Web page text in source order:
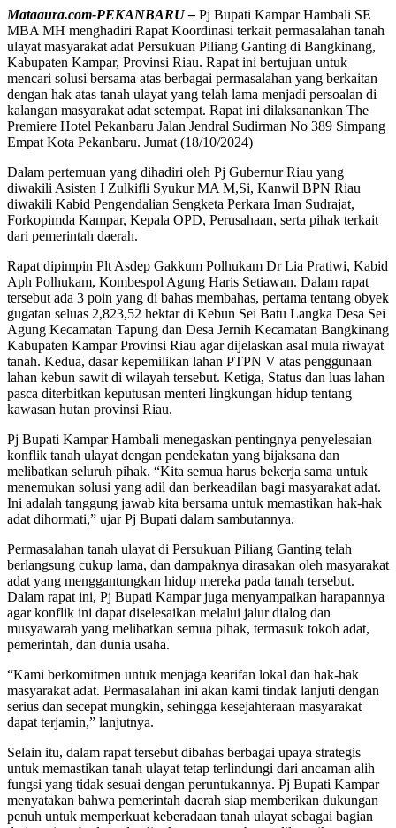
Mataaura.com-PEKANBARU – Pj Bupati Kampar Hambali SE
MBA MH menghadiri Rapat Koordinasi terkait permasalahan tanah
ulayat masyarakat adat Persukuan Piliang Ganting di Bangkinang,
Kabupaten Kampar, Provinsi Riau. Rapat ini bertujuan untuk
mencari solusi bersama atas berbagai permasalahan yang berkaitan
dengan hak atas tanah ulayat yang telah lama menjadi persoalan di
kalangan masyarakat adat setempat. Rapat ini dilaksanankan The
Premiere Hotel Pekanbaru Jalan Jendral Sudirman No 389 Simpang
Empat Kota Pekanbaru. Jumat (18/10/2024)
Dalam pertemuan yang dihadiri oleh Pj Gubernur Riau yang
diwakili Asisten I Zulkifli Syukur MA M,Si, Kanwil BPN Riau
diwakili Kabid Pengendalian Sengketa Perkara Iman Sudrajat,
Forkopimda Kampar, Kepala OPD, Perusahaan, serta pihak terkait
dari pemerintah daerah.
Rapat dipimpin Plt Asdep Gakkum Polhukam Dr Lia Pratiwi, Kabid
Aph Polhukam, Kombespol Agung Haris Setiawan. Dalam rapat
tersebut ada 3 poin yang di bahas membahas, pertama tentang obyek
gugatan seluas 2,823,52 hektar di Kebun Sei Batu Langka Desa Sei
Agung Kecamatan Tapung dan Desa Jernih Kecamatan Bangkinang
Kabupaten Kampar Provinsi Riau agar dijelaskan asal mula riwayat
tanah. Kedua, dasar kepemilikan lahan PTPN V atas penggunaan
lahan kebun sawit di wilayah tersebut. Ketiga, Status dan luas lahan
pasca diterbitkan keputusan menteri lingkungan hidup tentang
kawasan hutan provinsi Riau.
Pj Bupati Kampar Hambali menegaskan pentingnya penyelesaian
konflik tanah ulayat dengan pendekatan yang bijaksana dan
melibatkan seluruh pihak. “Kita semua harus bekerja sama untuk
menemukan solusi yang adil dan berkeadilan bagi masyarakat adat.
Ini adalah tanggung jawab kita bersama untuk memastikan hak-hak
adat dihormati,” ujar Pj Bupati dalam sambutannya.
Permasalahan tanah ulayat di Persukuan Piliang Ganting telah
berlangsung cukup lama, dan dampaknya dirasakan oleh masyarakat
adat yang menggantungkan hidup mereka pada tanah tersebut.
Dalam rapat ini, Pj Bupati Kampar juga menyampaikan harapannya
agar konflik ini dapat diselesaikan melalui jalur dialog dan
musyawarah yang melibatkan semua pihak, termasuk tokoh adat,
pemerintah, dan dunia usaha.
“Kami berkomitmen untuk menjaga kearifan lokal dan hak-hak
masyarakat adat. Permasalahan ini akan kami tindak lanjuti dengan
serius dan secepat mungkin, sehingga kesejahteraan masyarakat
dapat terjamin,” lanjutnya.
Selain itu, dalam rapat tersebut dibahas berbagai upaya strategis
untuk memastikan tanah ulayat tetap terlindungi dari ancaman alih
fungsi yang tidak sesuai dengan peruntukannya. Pj Bupati Kampar
menyatakan bahwa pemerintah daerah siap memberikan dukungan
penuh untuk memperkuat keberadaan tanah ulayat sebagai bagian